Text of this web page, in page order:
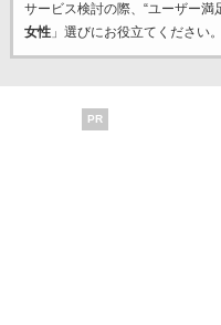
サービス検討の際、“ユーザー満
女性」選びにお役立てください。
PR